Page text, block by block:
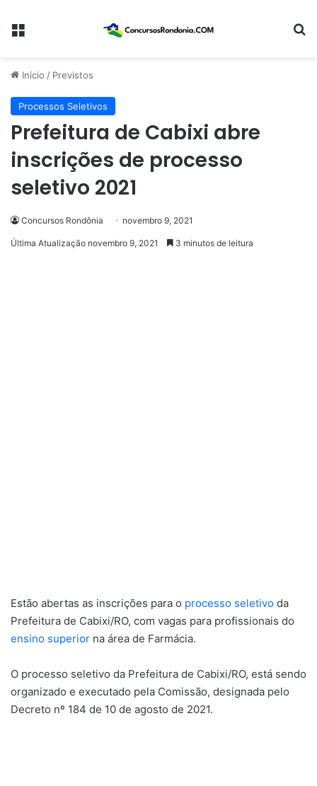
Menu
Início / Previstos
Processos Seletivos
Prefeitura de Cabixi abre
inscrições de processo
seletivo 2021
Concursos Rondônia novembro 9, 2021
Última Atualização novembro 9, 2021 3 minutos de leitura
Estão abertas as inscrições para o processo seletivo da
Prefeitura de Cabixi/RO, com vagas para profissionais do
ensino superior na área de Farmácia.
O processo seletivo da Prefeitura de Cabixi/RO, está sendo
organizado e executado pela Comissão, designada pelo
Decreto nº 184 de 10 de agosto de 2021.